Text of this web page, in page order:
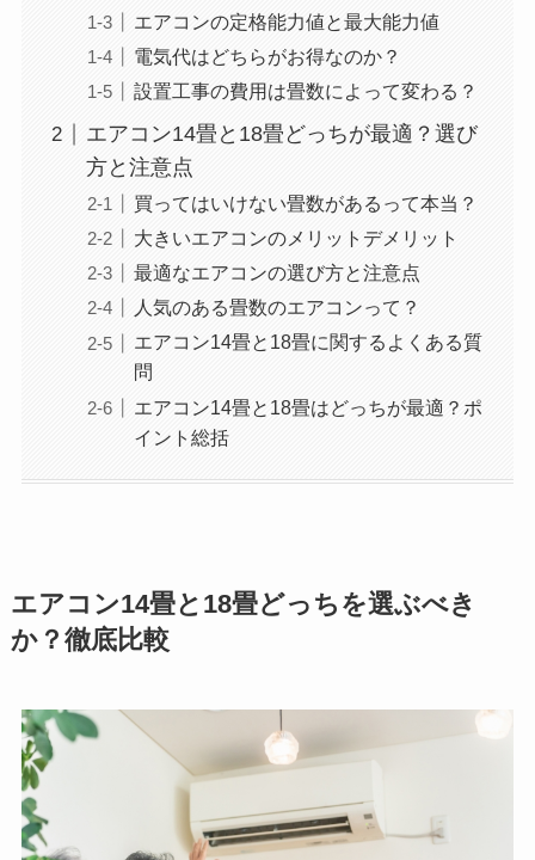
エアコンの定格能力値と最大能力値
電気代はどちらがお得なのか？
設置工事の費用は畳数によって変わる？
エアコン14畳と18畳どっちが最適？選び
方と注意点
買ってはいけない畳数があるって本当？
大きいエアコンのメリットデメリット
最適なエアコンの選び方と注意点
人気のある畳数のエアコンって？
エアコン14畳と18畳に関するよくある質
問
エアコン14畳と18畳はどっちが最適？ポ
イント総括
エアコン14畳と18畳どっちを選ぶべき
か？徹底比較